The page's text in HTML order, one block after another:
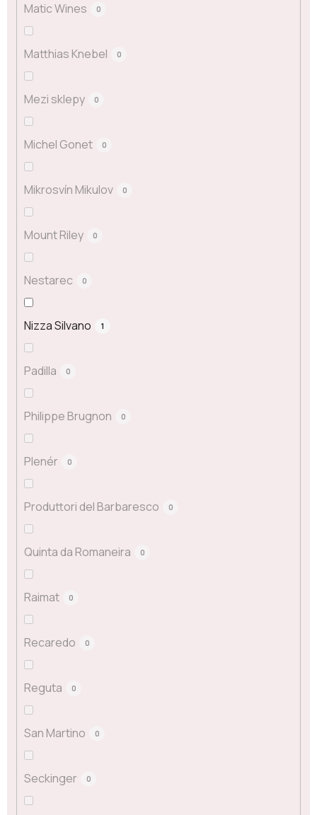
Matic Wines 0
Matthias Knebel 0
Mezi sklepy 0
Michel Gonet 0
Mikrosvín Mikulov 0
Mount Riley 0
Nestarec 0
Nizza Silvano 1
Padilla 0
Philippe Brugnon 0
Plenér 0
Produttori del Barbaresco 0
Quinta da Romaneira 0
Raimat 0
Recaredo 0
Reguta 0
San Martino 0
Seckinger 0